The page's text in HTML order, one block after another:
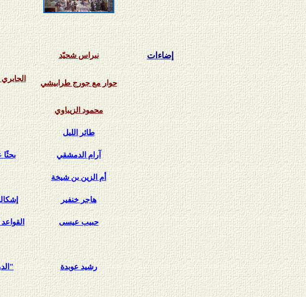
نبراس شحيّد إضاءات
حوار مع جورج طرابيشي
محمود الزيباوي
طائر الليل
آرام الدمشقي
أم الزين بن شيخة
هاجر خنفير
حبيب عيسى
رشيد عوبدة